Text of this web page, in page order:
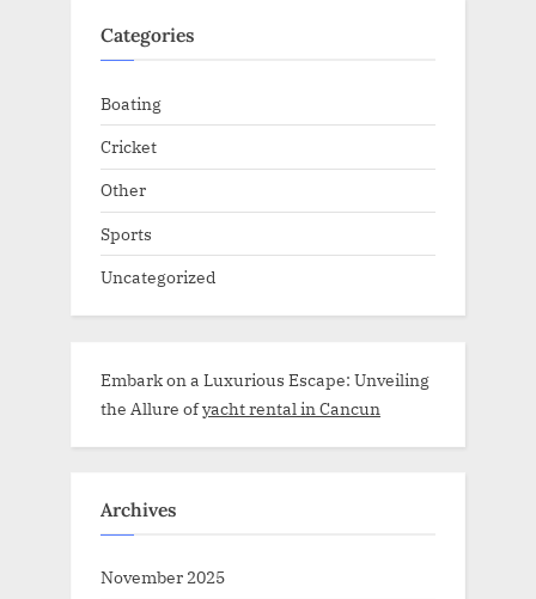
Categories
Boating
Cricket
Other
Sports
Uncategorized
Embark on a Luxurious Escape: Unveiling
the Allure ofyacht rental in Cancun
Archives
November 2025